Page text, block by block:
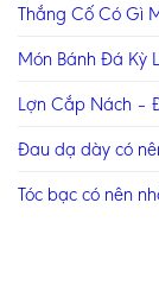
Thắng Cố Có Gì
Món Bánh Đá Kỳ
Lợn Cắp Nách –
Đau dạ dày có
Tóc bạc có nên